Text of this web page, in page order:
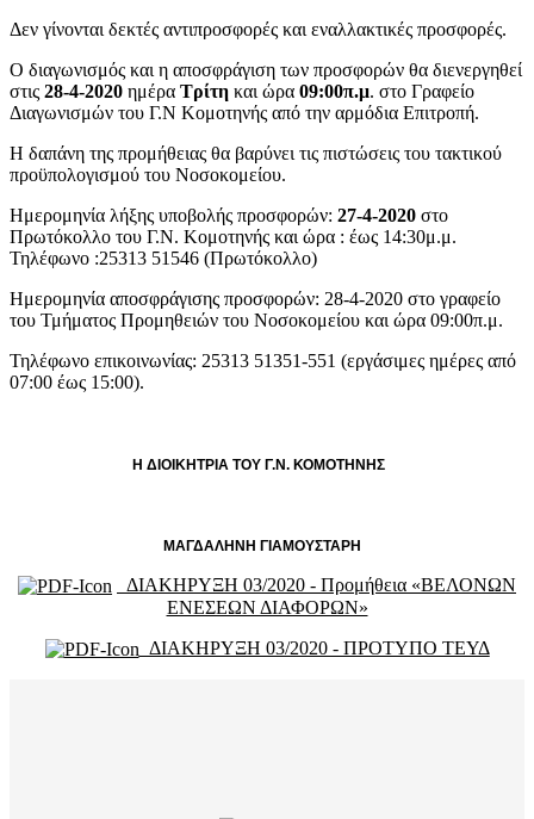
Δεν γίνονται δεκτές αντιπροσφορές και εναλλακτικές προσφορές.
Ο διαγωνισμός και η αποσφράγιση των προσφορών θα διενεργηθεί
στις 28-4-2020 ημέρα Τρίτη και ώρα 09:00π.μ. στο Γραφείο
Διαγωνισμών του Γ.Ν Κομοτηνής από την αρμόδια Επιτροπή.
Η δαπάνη της προμήθειας θα βαρύνει τις πιστώσεις του τακτικού
προϋπολογισμού του Νοσοκομείου.
Ημερομηνία λήξης υποβολής προσφορών: 27-4-2020 στο
Πρωτόκολλο του Γ.Ν. Κομοτηνής και ώρα : έως 14:30μ.μ.
Τηλέφωνο :25313 51546 (Πρωτόκολλο)
Ημερομηνία αποσφράγισης προσφορών: 28-4-2020 στο γραφείο
του Τμήματος Προμηθειών του Νοσοκομείου και ώρα 09:00π.μ.
Τηλέφωνο επικοινωνίας: 25313 51351-551 (εργάσιμες ημέρες από
07:00 έως 15:00).
Η ΔΙΟΙΚΗΤΡΙΑ ΤΟΥ Γ.Ν. ΚΟΜΟΤΗΝΗΣ
ΜΑΓΔΑΛΗΝΗ ΓΙΑΜΟΥΣΤΑΡΗ
ΔΙΑΚΗΡΥΞΗ 03/2020 - Προμήθεια «ΒΕΛΟΝΩΝ
ΕΝΕΣΕΩΝ ΔΙΑΦΟΡΩΝ»
ΔΙΑΚΗΡΥΞΗ 03/2020 - ΠΡΟΤΥΠΟ ΤΕΥΔ